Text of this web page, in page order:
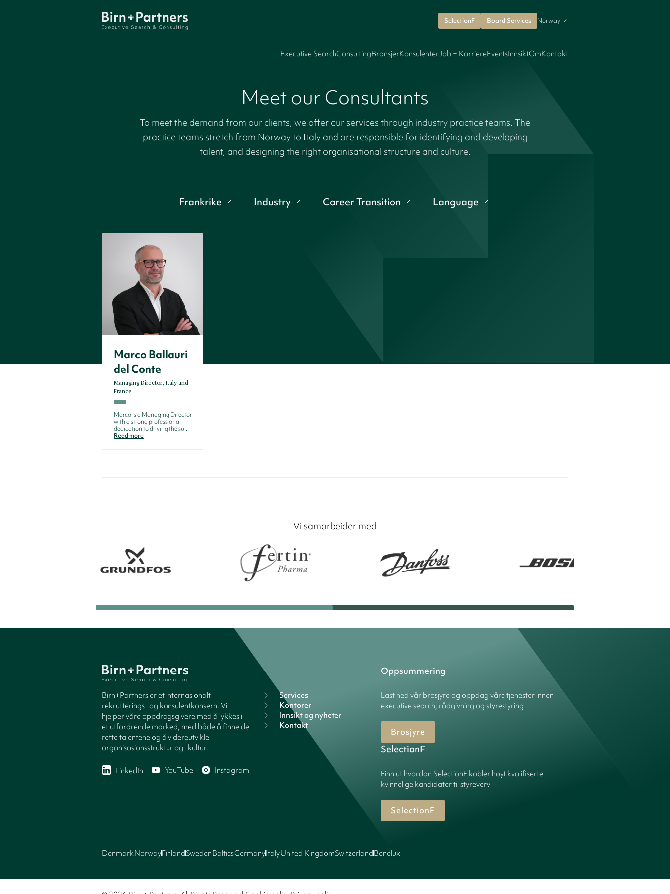
SelectionF Board Services Norway
Executive SearchConsultingBransjerKonsulenterJob + KarriereEventsInnsiktOmKontakt
Meet our Consultants
To meet the demand from our clients, we offer our services through industry practice teams. The
practice teams stretch from Norway to Italy and are responsible for identifying and developing
talent, and designing the right organisational structure and culture.
Frankrike Industry Career Transition Language
Marco Ballauri
del Conte
Managing Director, Italy and
France
Marco is a Managing Director
with a strong professional
dedication to driving the su...
Read more
Vi samarbeider med
Birn+Partners er et internasjonalt
rekrutterings- og konsulentkonsern. Vi
hjelper våre oppdragsgivere med å lykkes i
et utfordrende marked, med både å finne de
rette talentene og å videreutvikle
organisasjonsstruktur og -kultur.
LinkedIn YouTube Instagram
Services
Kontorer
Innsikt og nyheter
Kontakt
Oppsummering
Last ned vår brosjyre og oppdag våre tjenester innen
executive search, rådgivning og styrestyring
Brosjyre
SelectionF
Finn ut hvordan SelectionF kobler høyt kvalifiserte
kvinnelige kandidater til styreverv
SelectionF
DenmarkNorwayFinlandSwedenBalticsGermanyItalyUnited KingdomSwitzerlandBenelux